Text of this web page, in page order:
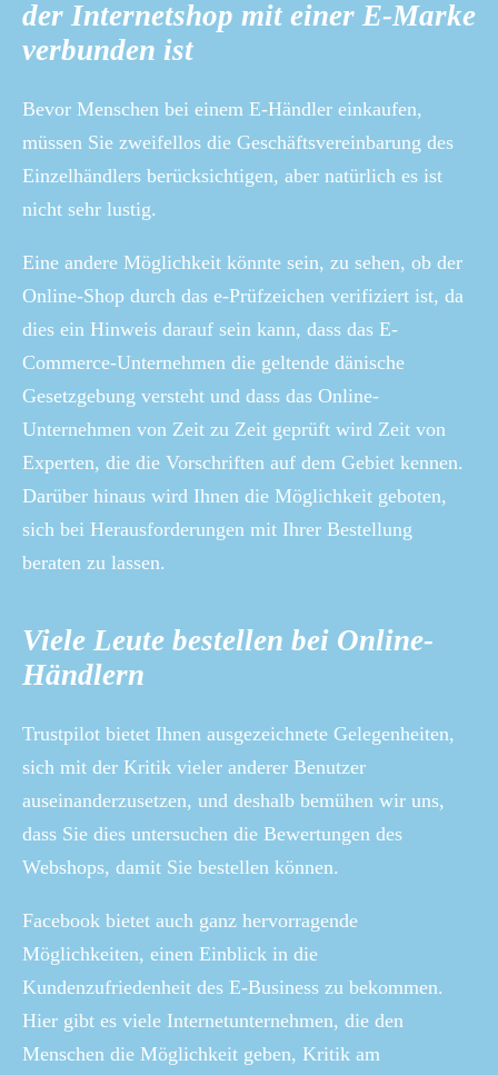
der Internetshop mit einer E-Marke
verbunden ist
Bevor Menschen bei einem E-Händler einkaufen,
müssen Sie zweifellos die Geschäftsvereinbarung des
Einzelhändlers berücksichtigen, aber natürlich es ist
nicht sehr lustig.
Eine andere Möglichkeit könnte sein, zu sehen, ob der
Online-Shop durch das e-Prüfzeichen verifiziert ist, da
dies ein Hinweis darauf sein kann, dass das E-
Commerce-Unternehmen die geltende dänische
Gesetzgebung versteht und dass das Online-
Unternehmen von Zeit zu Zeit geprüft wird Zeit von
Experten, die die Vorschriften auf dem Gebiet kennen.
Darüber hinaus wird Ihnen die Möglichkeit geboten,
sich bei Herausforderungen mit Ihrer Bestellung
beraten zu lassen.
Viele Leute bestellen bei Online-
Händlern
Trustpilot bietet Ihnen ausgezeichnete Gelegenheiten,
sich mit der Kritik vieler anderer Benutzer
auseinanderzusetzen, und deshalb bemühen wir uns,
dass Sie dies untersuchen die Bewertungen des
Webshops, damit Sie bestellen können.
Facebook bietet auch ganz hervorragende
Möglichkeiten, einen Einblick in die
Kundenzufriedenheit des E-Business zu bekommen.
Hier gibt es viele Internetunternehmen, die den
Menschen die Möglichkeit geben, Kritik am